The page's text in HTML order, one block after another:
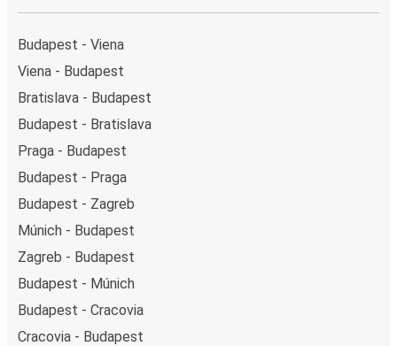
Budapest - Viena
Viena - Budapest
Bratislava - Budapest
Budapest - Bratislava
Praga - Budapest
Budapest - Praga
Budapest - Zagreb
Múnich - Budapest
Zagreb - Budapest
Budapest - Múnich
Budapest - Cracovia
Cracovia - Budapest